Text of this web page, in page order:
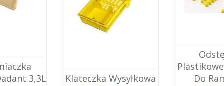
Klateczka Wysyłkowa
Plastikowe Stożkowe
Do Ramek –...